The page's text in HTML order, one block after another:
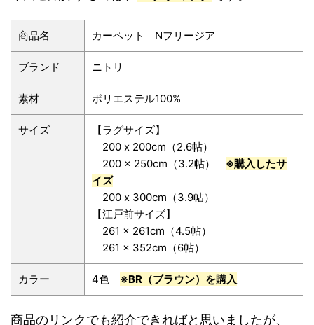
商品名 カーペット Nフリージア
ブランド ニトリ
素材 ポリエステル100%
サイズ
【ラグサイズ】
200 x 200cm（2.6帖）
200 x 250cm（3.2帖） ※購入したサ
イズ
200 x 300cm（3.9帖）
【江戸前サイズ】
261 x 261cm（4.5帖）
261 x 352cm（6帖）
カラー 4色 ※BR（ブラウン）を購入
商品のリンクでも紹介できればと思いましたが、